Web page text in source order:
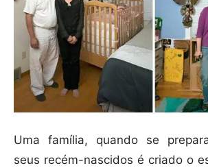
Uma família, quando se
seus recém-nascidos é criado o